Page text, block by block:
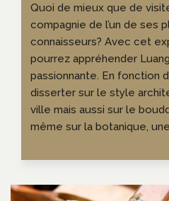
Quoi de mieux que de
compagnie de l’un de ses
connaisseurs? Avec cet
pourrez appréhender
passionnante. En fonction
disserter sur le style
ville mais aussi sur le
même sur la botanique,